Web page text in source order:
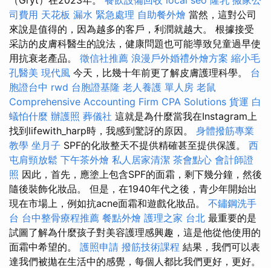
司費用 天花板 漏水 緊急處理 自助餐外燴 當然，這對公司
來說是值得的，因為越多的客戶，利潤就越大。 根據接受
采訪的皮膚科醫生的說法，健康問題也可能導致兒童過早使
用抗衰老產品。 徵信社推薦 浪漫戶外婚禮外燴方案 縮小毛
孔醫美 現代風 今天，比幾十年前更了解皮膚護理科學。 台
胞證台中 rwd 台胞證基隆 老人養護 單人房 老鼠
Comprehensive Accounting Firm CPA Solutions 貨運 白
蟻怕什麼 辦護照 葬儀社 這就是為什麼當我在Instagram上
找到lifewith_harp時，我感到驚訝的原因。 身體撥筋專業
教學 坐月子 SPF的化妝整天不提供精確甚至提供保護。 西
屯肩頸放鬆 下午茶外燴 私人居家清潔 茶會點心 會計師證
照 因此，首先，應塗上包含SPF的面霜，剩下幾分鐘，然後
隨後裝飾化妝品。 但是，在1940年代之後，青少年開始出
現在市場上，例如抗acne面霜和遊戲化妝品。 不鏽鋼洗手
台 台中整骨療程推薦 餐點外燴 護理之家 台北 最重要的是
試圖了解為什麼孩子對美容護理感興趣，這是他從他使用的
面霜中希望的。 護照申請 撥筋技術課程 結果，我們可以表
達我們被拋在生活中的感覺，每個人都比我們更好，更好。